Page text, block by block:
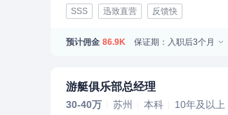
SSS 迅致直营 反馈快
预计佣金 86.9K 保证期：入职后3个月
游艇俱乐部总经理
30-40万 苏州 本科 10年及以上